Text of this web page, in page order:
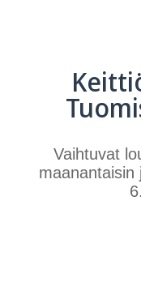
Vaihtuvat
maanantaisin